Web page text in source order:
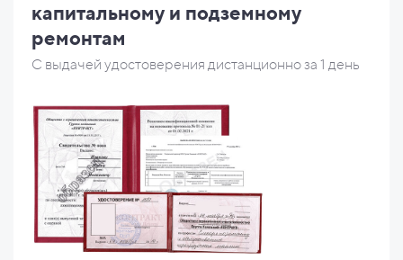
капитальному и подземному
ремонтам
С выдачей удостоверения дистанционно за 1 день